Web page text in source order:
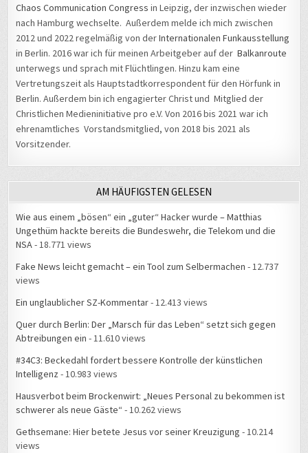
Chaos Communication Congress in Leipzig, der inzwischen wieder
nach Hamburg wechselte. Außerdem melde ich mich zwischen
2012 und 2022 regelmäßig von derInternationalen Funkausstellung
in Berlin. 2016 war ich für meinen Arbeitgeber auf derBalkanroute
unterwegs und sprach mit Flüchtlingen. Hinzu kam eine
Vertretungszeit als Hauptstadtkorrespondent für den Hörfunk in
Berlin. Außerdem bin ich engagierter Christ und Mitglied der
Christlichen Medieninitiative pro e.V. Von 2016 bis 2021 war ich
ehrenamtliches Vorstandsmitglied, von 2018 bis 2021 als
Vorsitzender.
AM HÄUFIGSTEN GELESEN
Wie aus einem „bösen“ ein „guter“ Hacker wurde – Matthias
Ungethüm hackte bereits die Bundeswehr, die Telekom und die
NSA- 18.771 views
Fake News leicht gemacht – ein Tool zum Selbermachen - 12.737
views
Ein unglaublicher SZ-Kommentar- 12.413 views
Quer durch Berlin: Der „Marsch für das Leben“ setzt sich gegen
Abtreibungen ein - 11.610 views
#34C3: Beckedahl fordert bessere Kontrolle der künstlichen
Intelligenz - 10.983 views
Hausverbot beim Brockenwirt: „Neues Personal zu bekommen ist
schwerer als neue Gäste“ - 10.262 views
Gethsemane: Hier betete Jesus vor seiner Kreuzigung - 10.214
views